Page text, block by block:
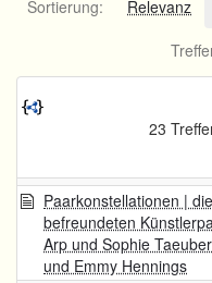
Sortierung: Relevanz
23
Paarkonstellationen | die
befreundeten
Arp und Sophie
und Emmy Hennings